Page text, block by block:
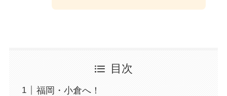
目次
福岡・小倉へ！